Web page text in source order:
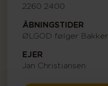
2260 2400
ÅBNINGSTIDER
ØLGOD følger
EJER
Jan Christiansen